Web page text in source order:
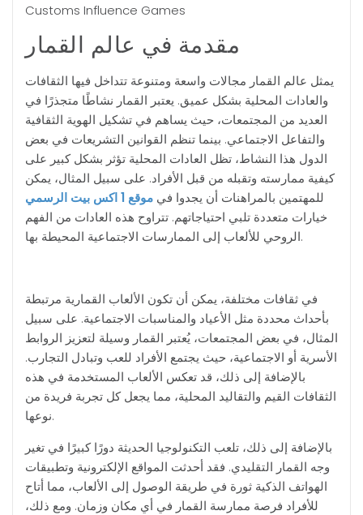
Customs Influence Games
مقدمة في عالم القمار
يمثل عالم القمار مجالات واسعة ومتنوعة تتداخل فيها الثقافات
والعادات المحلية بشكل عميق. يعتبر القمار نشاطًا متجذرًا في
العديد من المجتمعات، حيث يساهم في تشكيل الهوية الثقافية
والتفاعل الاجتماعي. بينما تنظم القوانين التشريعات في بعض
الدول هذا النشاط، تظل العادات المحلية تؤثر بشكل كبير على
كيفية ممارسته وتقبله من قبل الأفراد. على سبيل المثال، يمكن
للمهتمين بالمراهنات أن يجدوا في موقع 1 اكس بيت الرسمي
خيارات متعددة تلبي احتياجاتهم. تتراوح هذه العادات من الفهم
الروحي للألعاب إلى الممارسات الاجتماعية المحيطة بها.
في ثقافات مختلفة، يمكن أن تكون الألعاب القمارية مرتبطة
بأحداث محددة مثل الأعياد والمناسبات الاجتماعية. على سبيل
المثال، في بعض المجتمعات، يُعتبر القمار وسيلة لتعزيز الروابط
الأسرية أو الاجتماعية، حيث يجتمع الأفراد للعب وتبادل التجارب.
بالإضافة إلى ذلك، قد تعكس الألعاب المستخدمة في هذه
الثقافات القيم والتقاليد المحلية، مما يجعل كل تجربة فريدة من
نوعها.
بالإضافة إلى ذلك، تلعب التكنولوجيا الحديثة دورًا كبيرًا في تغير
وجه القمار التقليدي. فقد أحدثت المواقع الإلكترونية وتطبيقات
الهواتف الذكية ثورة في طريقة الوصول إلى الألعاب، مما أتاح
للأفراد فرصة ممارسة القمار في أي مكان وزمان. ومع ذلك،